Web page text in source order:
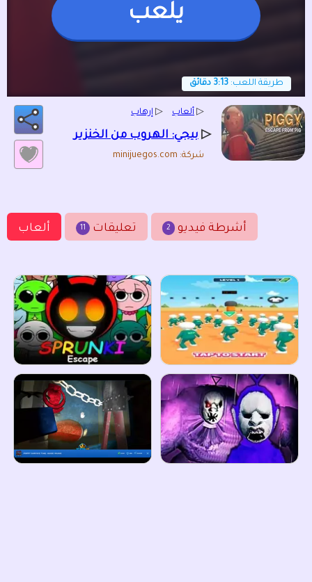
يلعب
طريقة اللعب: 3:13 دقائق
▷ ألعاب ▷ إرهاب
▷ بيجي: الهروب من الخنزير
شركة: minijuegos.com
ألعاب 11 تعليقات 2 أشرطة فيديو